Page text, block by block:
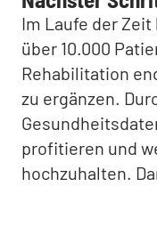
Im Laufe der
über 10.000
Rehabilitation
zu ergänzen.
profitieren und
hochzuhalten.